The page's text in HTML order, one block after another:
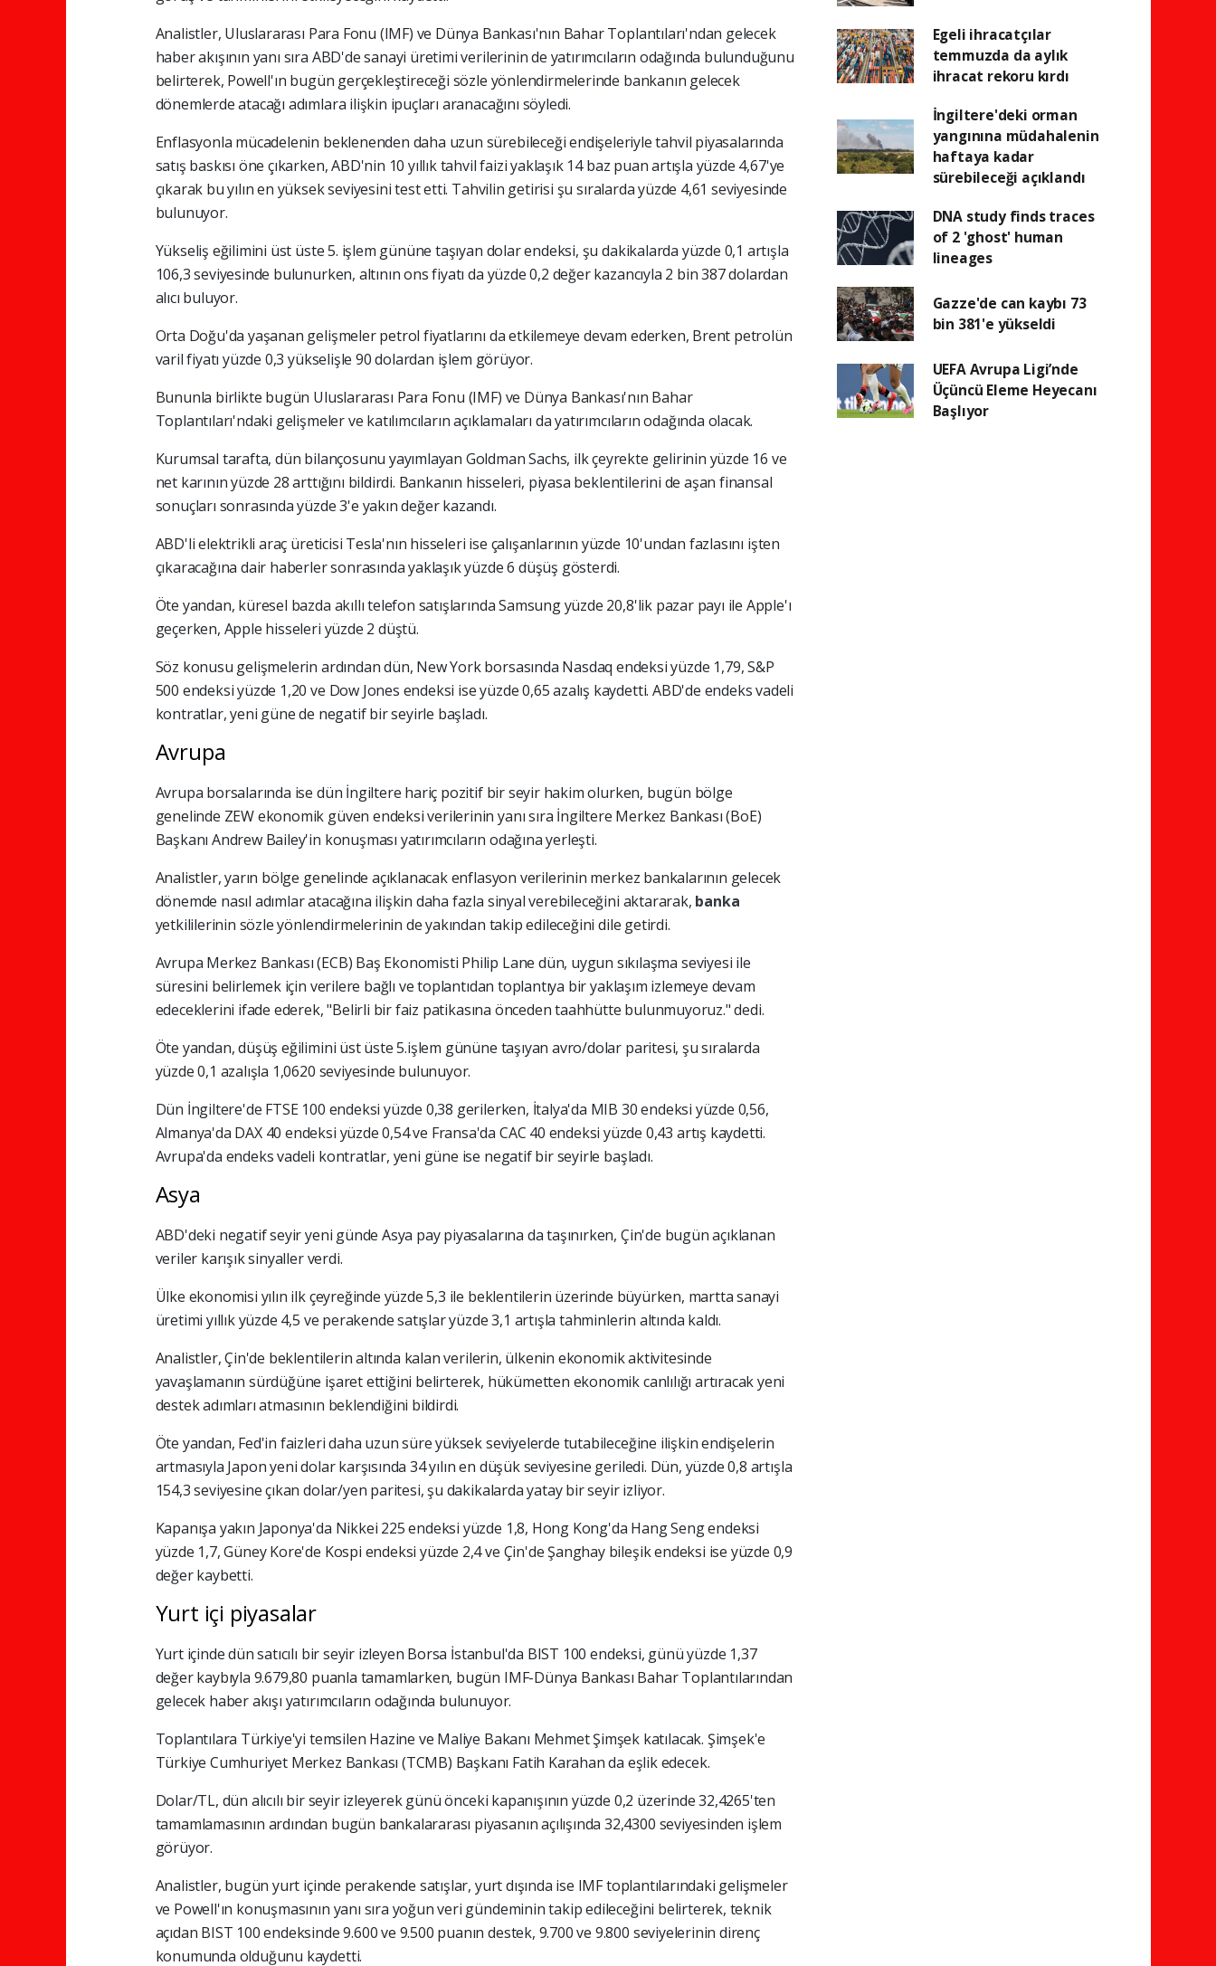
Analistler, Uluslararası Para Fonu (IMF) ve Dünya Bankası'nın Bahar Toplantıları'ndan gelecek
haber akışının yanı sıra ABD'de sanayi üretimi verilerinin de yatırımcıların odağında bulunduğunu
belirterek, Powell'ın bugün gerçekleştireceği sözle yönlendirmelerinde bankanın gelecek
dönemlerde atacağı adımlara ilişkin ipuçları aranacağını söyledi.
Enflasyonla mücadelenin beklenenden daha uzun sürebileceği endişeleriyle tahvil piyasalarında
satış baskısı öne çıkarken, ABD'nin 10 yıllık tahvil faizi yaklaşık 14 baz puan artışla yüzde 4,67'ye
çıkarak bu yılın en yüksek seviyesini test etti. Tahvilin getirisi şu sıralarda yüzde 4,61 seviyesinde
bulunuyor.
Yükseliş eğilimini üst üste 5. işlem gününe taşıyan dolar endeksi, şu dakikalarda yüzde 0,1 artışla
106,3 seviyesinde bulunurken, altının ons fiyatı da yüzde 0,2 değer kazancıyla 2 bin 387 dolardan
alıcı buluyor.
Orta Doğu'da yaşanan gelişmeler petrol fiyatlarını da etkilemeye devam ederken, Brent petrolün
varil fiyatı yüzde 0,3 yükselişle 90 dolardan işlem görüyor.
Bununla birlikte bugün Uluslararası Para Fonu (IMF) ve Dünya Bankası'nın Bahar
Toplantıları'ndaki gelişmeler ve katılımcıların açıklamaları da yatırımcıların odağında olacak.
Kurumsal tarafta, dün bilançosunu yayımlayan Goldman Sachs, ilk çeyrekte gelirinin yüzde 16 ve
net karının yüzde 28 arttığını bildirdi. Bankanın hisseleri, piyasa beklentilerini de aşan finansal
sonuçları sonrasında yüzde 3'e yakın değer kazandı.
ABD'li elektrikli araç üreticisi Tesla'nın hisseleri ise çalışanlarının yüzde 10'undan fazlasını işten
çıkaracağına dair haberler sonrasında yaklaşık yüzde 6 düşüş gösterdi.
Öte yandan, küresel bazda akıllı telefon satışlarında Samsung yüzde 20,8'lik pazar payı ile Apple'ı
geçerken, Apple hisseleri yüzde 2 düştü.
Söz konusu gelişmelerin ardından dün, New York borsasında Nasdaq endeksi yüzde 1,79, S&P
500 endeksi yüzde 1,20 ve Dow Jones endeksi ise yüzde 0,65 azalış kaydetti. ABD'de endeks vadeli
kontratlar, yeni güne de negatif bir seyirle başladı.
Avrupa
Avrupa borsalarında ise dün İngiltere hariç pozitif bir seyir hakim olurken, bugün bölge
genelinde ZEW ekonomik güven endeksi verilerinin yanı sıra İngiltere Merkez Bankası (BoE)
Başkanı Andrew Bailey'in konuşması yatırımcıların odağına yerleşti.
Analistler, yarın bölge genelinde açıklanacak enflasyon verilerinin merkez bankalarının gelecek
dönemde nasıl adımlar atacağına ilişkin daha fazla sinyal verebileceğini aktararak, banka
yetkililerinin sözle yönlendirmelerinin de yakından takip edileceğini dile getirdi.
Avrupa Merkez Bankası (ECB) Baş Ekonomisti Philip Lane dün, uygun sıkılaşma seviyesi ile
süresini belirlemek için verilere bağlı ve toplantıdan toplantıya bir yaklaşım izlemeye devam
edeceklerini ifade ederek, "Belirli bir faiz patikasına önceden taahhütte bulunmuyoruz." dedi.
Öte yandan, düşüş eğilimini üst üste 5.işlem gününe taşıyan avro/dolar paritesi, şu sıralarda
yüzde 0,1 azalışla 1,0620 seviyesinde bulunuyor.
Dün İngiltere'de FTSE 100 endeksi yüzde 0,38 gerilerken, İtalya'da MIB 30 endeksi yüzde 0,56,
Almanya'da DAX 40 endeksi yüzde 0,54 ve Fransa'da CAC 40 endeksi yüzde 0,43 artış kaydetti.
Avrupa'da endeks vadeli kontratlar, yeni güne ise negatif bir seyirle başladı.
Asya
ABD'deki negatif seyir yeni günde Asya pay piyasalarına da taşınırken, Çin'de bugün açıklanan
veriler karışık sinyaller verdi.
Ülke ekonomisi yılın ilk çeyreğinde yüzde 5,3 ile beklentilerin üzerinde büyürken, martta sanayi
üretimi yıllık yüzde 4,5 ve perakende satışlar yüzde 3,1 artışla tahminlerin altında kaldı.
Analistler, Çin'de beklentilerin altında kalan verilerin, ülkenin ekonomik aktivitesinde
yavaşlamanın sürdüğüne işaret ettiğini belirterek, hükümetten ekonomik canlılığı artıracak yeni
destek adımları atmasının beklendiğini bildirdi.
Öte yandan, Fed'in faizleri daha uzun süre yüksek seviyelerde tutabileceğine ilişkin endişelerin
artmasıyla Japon yeni dolar karşısında 34 yılın en düşük seviyesine geriledi. Dün, yüzde 0,8 artışla
154,3 seviyesine çıkan dolar/yen paritesi, şu dakikalarda yatay bir seyir izliyor.
Kapanışa yakın Japonya'da Nikkei 225 endeksi yüzde 1,8, Hong Kong'da Hang Seng endeksi
yüzde 1,7, Güney Kore'de Kospi endeksi yüzde 2,4 ve Çin'de Şanghay bileşik endeksi ise yüzde 0,9
değer kaybetti.
Yurt içi piyasalar
Yurt içinde dün satıcılı bir seyir izleyen Borsa İstanbul'da BIST 100 endeksi, günü yüzde 1,37
değer kaybıyla 9.679,80 puanla tamamlarken, bugün IMF-Dünya Bankası Bahar Toplantılarından
gelecek haber akışı yatırımcıların odağında bulunuyor.
Toplantılara Türkiye'yi temsilen Hazine ve Maliye Bakanı Mehmet Şimşek katılacak. Şimşek'e
Türkiye Cumhuriyet Merkez Bankası (TCMB) Başkanı Fatih Karahan da eşlik edecek.
Dolar/TL, dün alıcılı bir seyir izleyerek günü önceki kapanışının yüzde 0,2 üzerinde 32,4265'ten
tamamlamasının ardından bugün bankalararası piyasanın açılışında 32,4300 seviyesinden işlem
görüyor.
Analistler, bugün yurt içinde perakende satışlar, yurt dışında ise IMF toplantılarındaki gelişmeler
ve Powell'ın konuşmasının yanı sıra yoğun veri gündeminin takip edileceğini belirterek, teknik
açıdan BIST 100 endeksinde 9.600 ve 9.500 puanın destek, 9.700 ve 9.800 seviyelerinin direnç
konumunda olduğunu kaydetti.
Egeli ihracatçılar
temmuzda da aylık
ihracat rekoru kırdı
İngiltere'deki orman
yangınına müdahalenin
haftaya kadar
sürebileceği açıklandı
DNA study finds traces
of 2 'ghost' human
lineages
Gazze'de can kaybı 73
bin 381'e yükseldi
UEFA Avrupa Ligi’nde
Üçüncü Eleme Heyecanı
Başlıyor